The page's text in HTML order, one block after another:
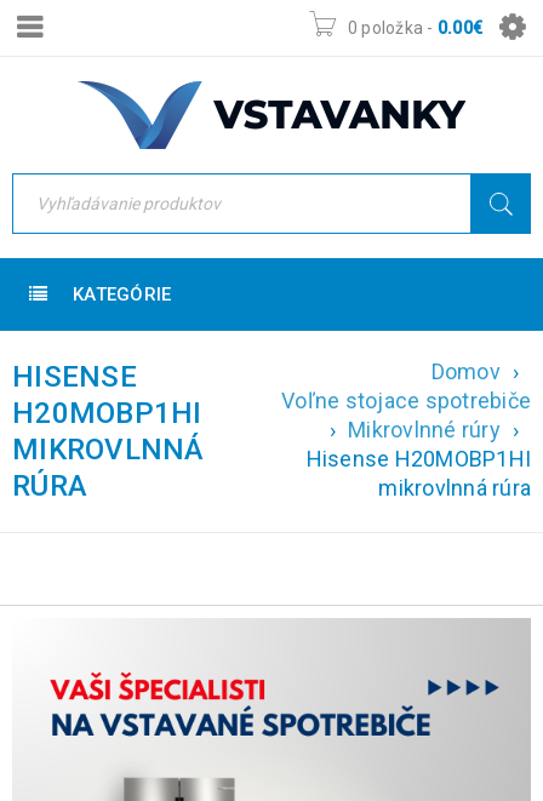
0 položka - 0.00€
KATEGÓRIE
HISENSE
H20MOBP1HI
MIKROVLNNÁ
RÚRA
Domov ›
Voľne stojace spotrebiče
› Mikrovlnné rúry ›
Hisense H20MOBP1HI
mikrovlnná rúra